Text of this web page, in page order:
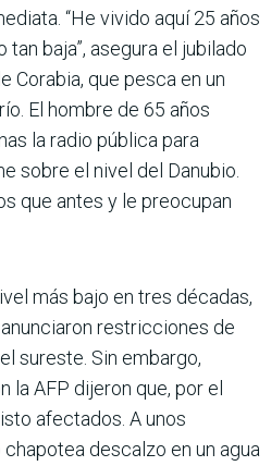
“He vivido aquí 25 años
tan baja”, asegura el jubilado
Corabia, que pesca en un
El hombre de 65 años
la radio pública para
sobre el nivel del Danubio.
que antes y le preocupan
más bajo en tres décadas,
restricciones de
sureste. Sin embargo,
la AFP dijeron que, por el
afectados. A unos
descalzo en un agua